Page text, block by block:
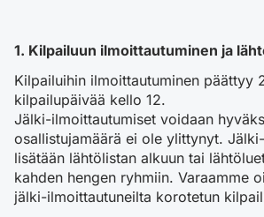
1. Kilpailuun ilmoittautuminen ja
Kilpailuihin ilmoittautuminen päättyy
kilpailupäivää kello 12.
Jälki-ilmoittautumiset voidaan
osallistujamäärä ei ole ylittynyt.
lisätään lähtölistan alkuun tai
kahden hengen ryhmiin. Varaamme
jälki-ilmoittautuneilta korotetun